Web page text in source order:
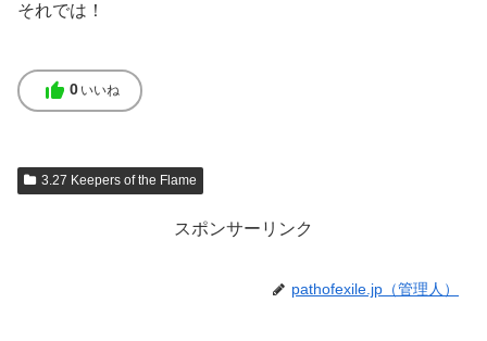
それでは！
thumb_up 0 いいね
3.27 Keepers of the Flame
スポンサーリンク
pathofexile.jp（管理人）